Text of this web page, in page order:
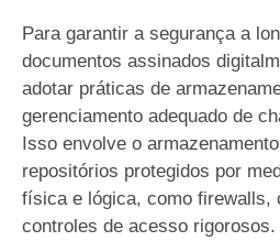
Para garantir a segurança a
documentos assinados
adotar práticas de
gerenciamento adequado de
Isso envolve o
repositórios protegidos por
física e lógica, como firewalls,
controles de acesso rigorosos.